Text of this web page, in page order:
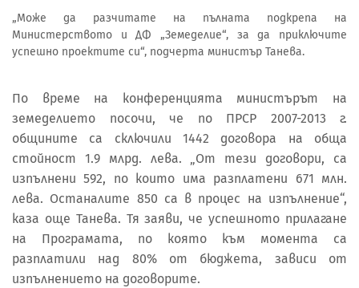
„Може да разчитате на пълната подкрепа на
Министерството и ДФ „Земеделие“, за да приключите
успешно проектите си“, подчерта министър Танева.
По време на конференцията министърът на
земеделието посочи, че по ПРСР 2007-2013 г.
общините са сключили 1442 договора на обща
стойност 1.9 млрд. лева. „От тези договори, са
изпълнени 592, по които има разплатени 671 млн.
лева. Останалите 850 са в процес на изпълнение“,
каза още Танева. Тя заяви, че успешното прилагане
на Програмата, по която към момента са
разплатили над 80% от бюджета, зависи от
изпълнението на договорите.